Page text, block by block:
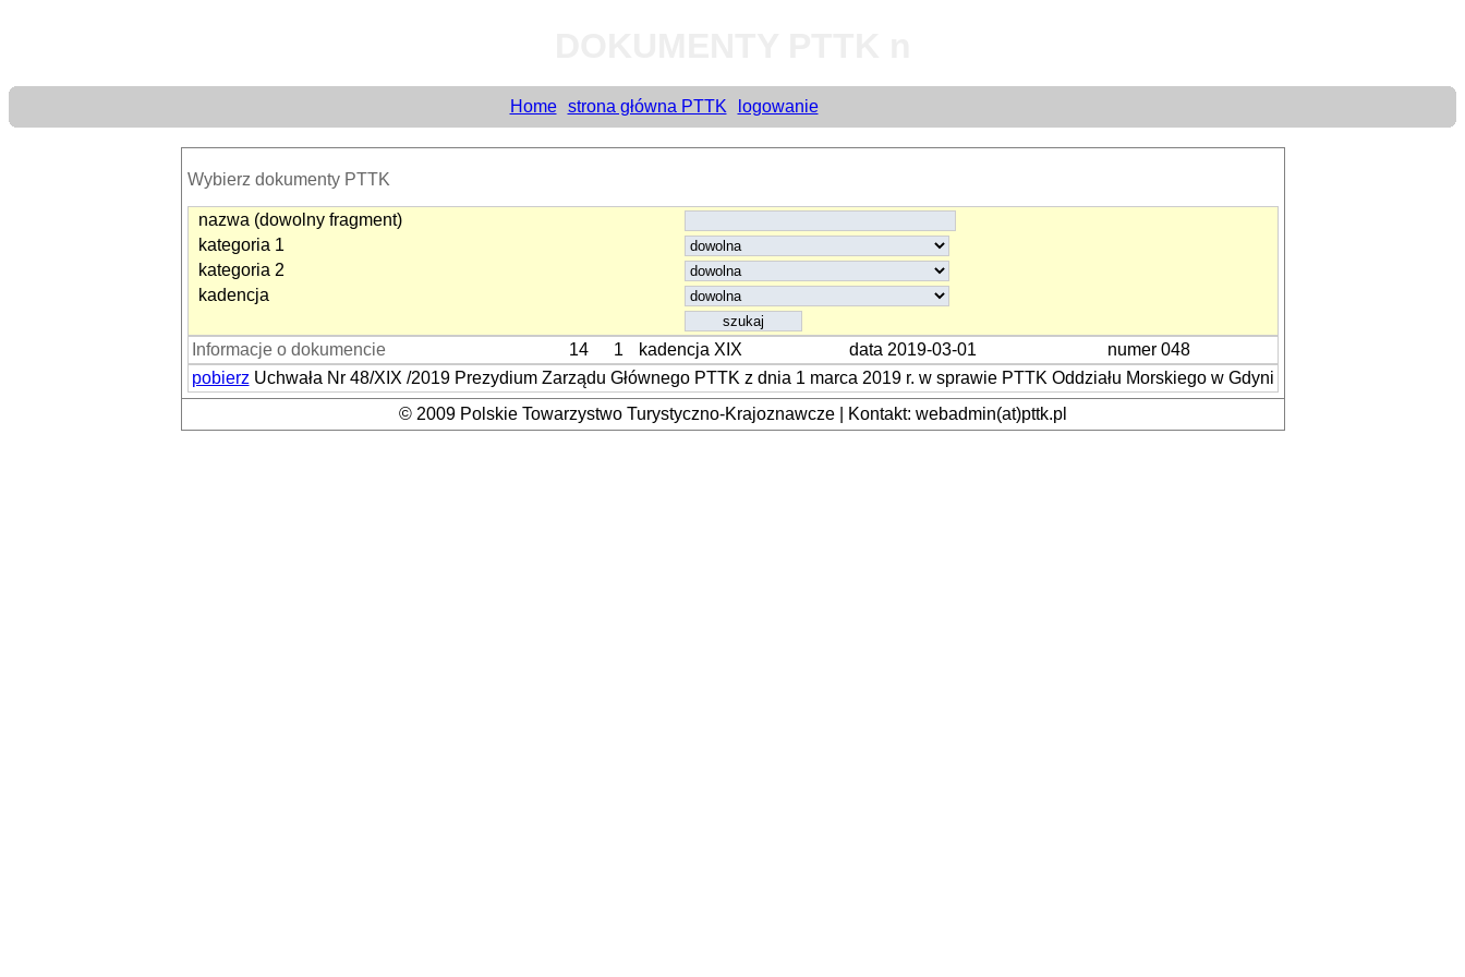
Home strona główna PTTK logowanie
Wybierz dokumenty PTTK
nazwa (dowolny fragment)
kategoria 1
kategoria 2
kadencja
Informacje o dokumencie 14 1 kadencja XIX data 2019-03-01
numer 048
pobierz Uchwała Nr 48/XIX /2019 Prezydium Zarządu Głównego PTTK z dnia 1 marca 2019 r. w sprawie PTTK Oddziału Morskiego w Gdyni
© 2009 Polskie Towarzystwo Turystyczno-Krajoznawcze | Kontakt: webadmin(at)pttk.pl